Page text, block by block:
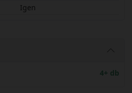
Igen
4+ db